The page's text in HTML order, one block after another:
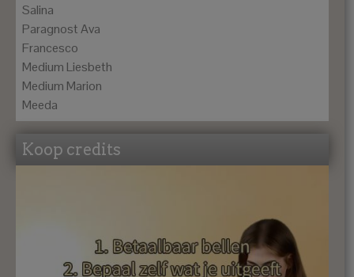
Salina
Paragnost Ava
Francesco
Medium Liesbeth
Medium Marion
Meeda
Koop credits